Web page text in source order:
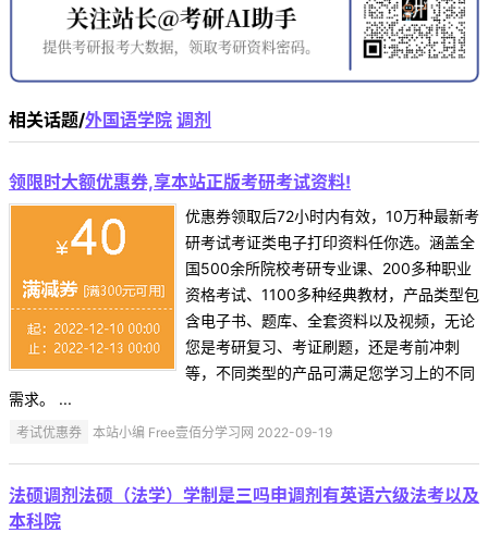
相关话题/外国语学院 调剂
领限时大额优惠券,享本站正版考研考试资料!
优惠券领取后72小时内有效，10万种最新考
研考试考证类电子打印资料任你选。涵盖全
国500余所院校考研专业课、200多种职业
资格考试、1100多种经典教材，产品类型包
含电子书、题库、全套资料以及视频，无论
您是考研复习、考证刷题，还是考前冲刺
等，不同类型的产品可满足您学习上的不同
需求。 ...
考试优惠券 本站小编 Free壹佰分学习网 2022-09-19
法硕调剂法硕（法学）学制是三吗申调剂有英语六级法考以及
本科院